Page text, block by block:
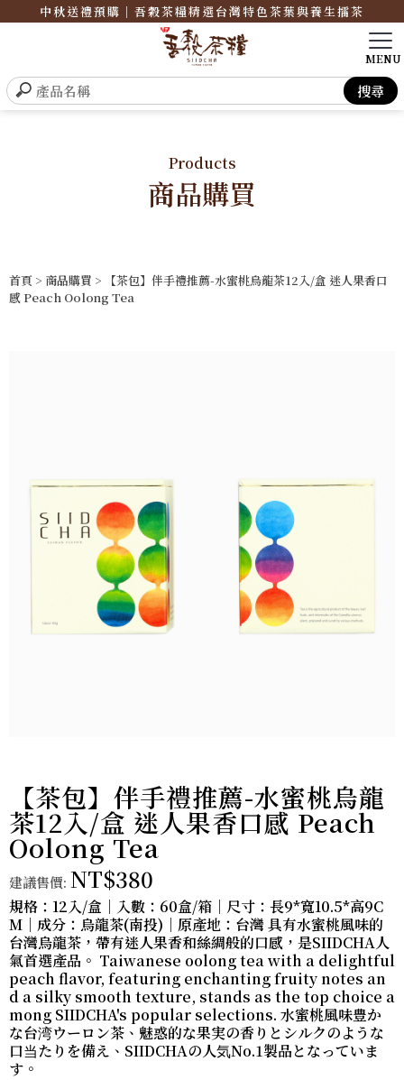
中秋送禮預購｜吾穀茶糧精選台灣特色茶葉與養生擂茶
Products
商品購買
首頁 > 商品購買 > 【茶包】伴手禮推薦-水蜜桃烏龍茶12入/盒 迷人果香口
感 Peach Oolong Tea
【茶包】伴手禮推薦-水蜜桃烏龍
茶12入/盒 迷人果香口感 Peach
Oolong Tea
建議售價: NT$380
規格：12入/盒｜入數：60盒/箱｜尺寸：長9*寬10.5*高9C
M｜成分：烏龍茶(南投)｜原產地：台灣 具有水蜜桃風味的
台灣烏龍茶，帶有迷人果香和絲綢般的口感，是SIIDCHA人
氣首選產品。 Taiwanese oolong tea with a delightful
peach flavor, featuring enchanting fruity notes an
d a silky smooth texture, stands as the top choice a
mong SIIDCHA's popular selections. 水蜜桃風味豊か
な台湾ウーロン茶、魅惑的な果実の香りとシルクのような
口当たりを備え、SIIDCHAの人気No.1製品となっていま
す。